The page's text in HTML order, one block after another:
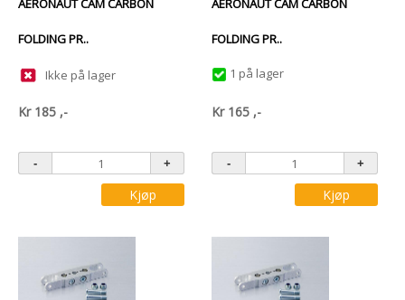
AERONAUT CAM CARBON
FOLDING PR..
Ikke på lager
Kr 185 ,-
Kjøp
AERONAUT CAM CARBON
FOLDING PR..
1 på lager
Kr 165 ,-
Kjøp